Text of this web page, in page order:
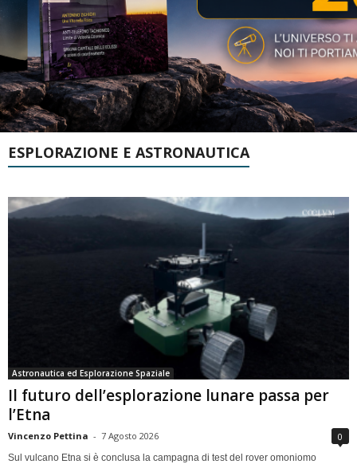
ESPLORAZIONE E ASTRONAUTICA
Astronautica ed Esplorazione Spaziale
Il futuro dell’esplorazione lunare passa per
l’Etna
Vincenzo Pettina - 7 Agosto 2026 0
Sul vulcano Etna si è conclusa la campagna di test del rover omoniomo